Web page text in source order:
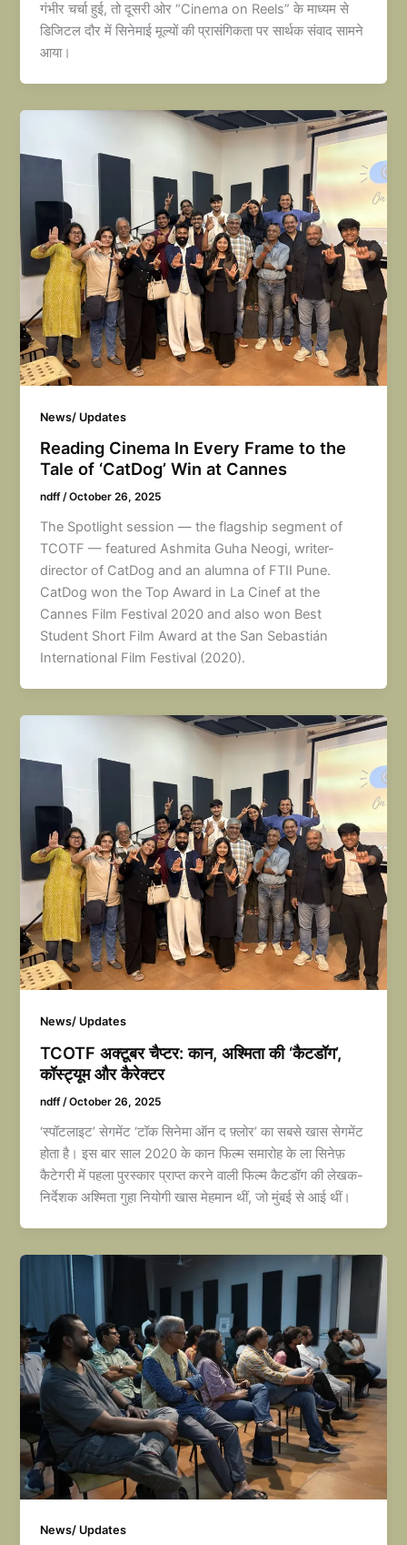
गंभीर चर्चा हुई, तो दूसरी ओर “Cinema on Reels” के माध्यम से
डिजिटल दौर में सिनेमाई मूल्यों की प्रासंगिकता पर सार्थक संवाद सामने
आया।
News/ Updates
Reading Cinema In Every Frame to the
Tale of ‘CatDog’ Win at Cannes
ndff/October 26, 2025
The Spotlight session — the flagship segment of
TCOTF — featured Ashmita Guha Neogi, writer-
director of CatDog and an alumna of FTII Pune.
CatDog won the Top Award in La Cinef at the
Cannes Film Festival 2020 and also won Best
Student Short Film Award at the San Sebastián
International Film Festival (2020).
News/ Updates
TCOTF अक्टूबर चैप्टर: कान, अश्मिता की ‘कैटडॉग’,
कॉस्ट्यूम और कैरेक्टर
ndff/October 26, 2025
‘स्पॉटलाइट’ सेगमेंट ‘टॉक सिनेमा ऑन द फ़्लोर’ का सबसे खास सेगमेंट
होता है। इस बार साल 2020 के कान फिल्म समारोह के ला सिनेफ़
कैटेगरी में पहला पुरस्कार प्राप्त करने वाली फिल्म कैटडॉग की लेखक-
निर्देशक अश्मिता गुहा नियोगी खास मेहमान थीं, जो मुंबई से आई थीं।
News/ Updates